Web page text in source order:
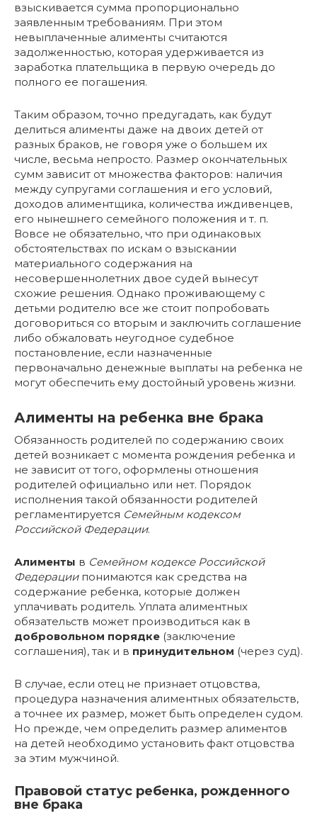
взыскивается сумма пропорционально
заявленным требованиям. При этом
невыплаченные алименты считаются
задолженностью, которая удерживается из
заработка плательщика в первую очередь до
полного ее погашения.
Таким образом, точно предугадать, как будут
делиться алименты даже на двоих детей от
разных браков, не говоря уже о большем их
числе, весьма непросто. Размер окончательных
сумм зависит от множества факторов: наличия
между супругами соглашения и его условий,
доходов алиментщика, количества иждивенцев,
его нынешнего семейного положения и т. п.
Вовсе не обязательно, что при одинаковых
обстоятельствах по искам о взыскании
материального содержания на
несовершеннолетних двое судей вынесут
схожие решения. Однако проживающему с
детьми родителю все же стоит попробовать
договориться со вторым и заключить соглашение
либо обжаловать неугодное судебное
постановление, если назначенные
первоначально денежные выплаты на ребенка не
могут обеспечить ему достойный уровень жизни.
Алименты на ребенка вне брака
Обязанность родителей по содержанию своих
детей возникает с момента рождения ребенка и
не зависит от того, оформлены отношения
родителей официально или нет. Порядок
исполнения такой обязанности родителей
регламентируется Семейным кодексом
Российской Федерации.
Алименты в Семейном кодексе Российской
Федерациипонимаются как средства на
содержание ребенка, которые должен
уплачивать родитель. Уплата алиментных
обязательств может производиться как в
добровольном порядке (заключение
соглашения), так и в принудительном (через суд).
В случае, если отец не признает отцовства,
процедура назначения алиментных обязательств,
а точнее их размер, может быть определен судом.
Но прежде, чем определить размер алиментов
на детей необходимо установить факт отцовства
за этим мужчиной.
Правовой статус ребенка, рожденного
вне брака